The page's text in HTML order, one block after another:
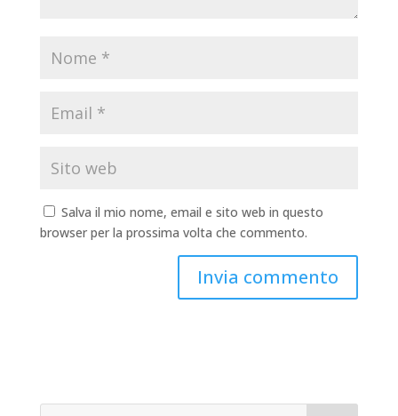
Salva il mio nome, email e sito web in questo
browser per la prossima volta che commento.